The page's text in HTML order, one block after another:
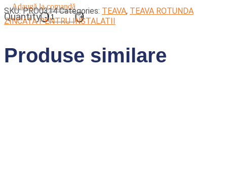
Adaugă la comandă
Quantity
SKU:PRO0314 Categories: TEAVA, TEAVA ROTUNDA
ZINCATA PENTRU INSTALATII
Produse similare